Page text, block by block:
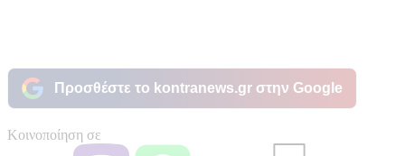
Προσθέστε το kontranews.gr στην Google
Κοινοποίηση σε